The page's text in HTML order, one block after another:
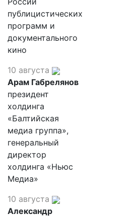
публицистических
программ и
документального
кино
10 августа
Арам Габрелянов
президент
холдинга
«Балтийская
медиа группа»,
генеральный
директор
холдинга «Ньюс
Медиа»
10 августа
Александр